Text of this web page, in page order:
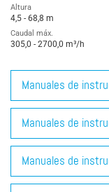
Altura
4,5 - 68,8 m
Caudal máx.
305,0 - 2700,0 m³/h
Manuales de
Manuales de
Manuales de